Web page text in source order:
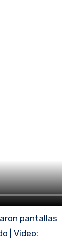
pantallas
| Video: